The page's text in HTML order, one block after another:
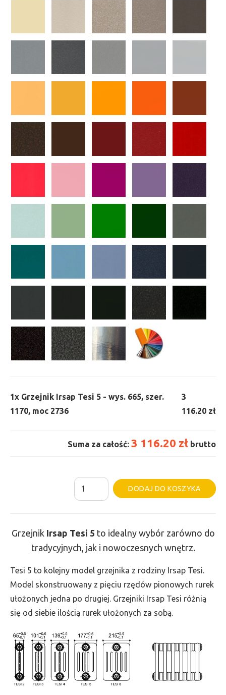
1x Grzejnik Irsap Tesi 5 - wys. 665, szer.
1170, moc 2736
3
116.20 zł
Suma za całość: 3 116.20 zł brutto
ilość
Grzejnik
-
wys.
665,
szer.
1170,
2736
DODAJ DO KOSZYKA
Grzejnik Irsap Tesi 5 to idealny wybór zarówno do
tradycyjnych, jak i nowoczesnych wnętrz.
Tesi 5 to kolejny model grzejnika z rodziny Irsap Tesi.
Model skonstruowany z pięciu rzędów pionowych rurek
ułożonych jedna po drugiej. Grzejniki Irsap Tesi różnią
się od siebie ilością rurek ułożonych za sobą.